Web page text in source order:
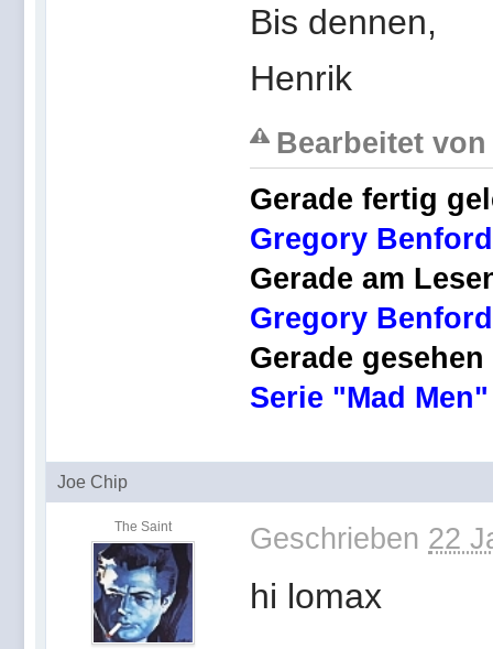
Bis dennen,
Henrik
Bearbeitet
Gerade fertig
Gregory
Gerade am
Gregory
Gerade gesehen
Serie "Mad Men"
Joe Chip
The Saint Geschrieben 22
hi lomax